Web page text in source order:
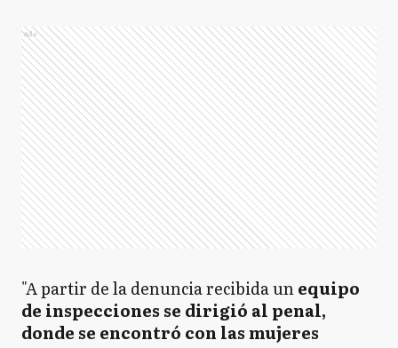
Ads
"A partir de la denuncia recibida unequipo
de inspecciones se dirigió al penal,
donde se encontró con las mujeres